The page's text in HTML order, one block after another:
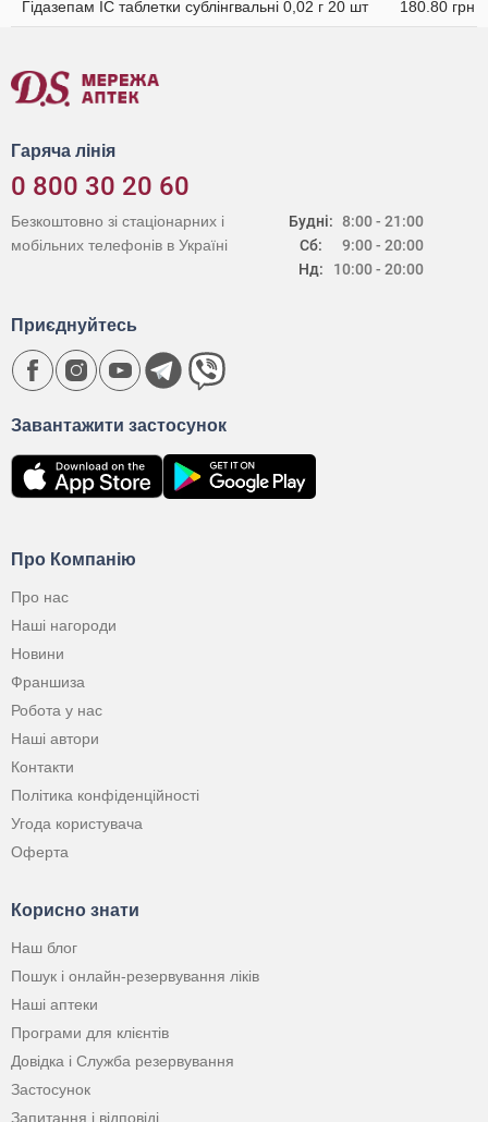
Гідазепам IC таблетки сублінгвальні 0,02 г 20 шт 180.80 грн
Гаряча лінія
0 800 30 20 60
Будні:
Сб:
Нд:
8:00 - 21:00
9:00 - 20:00
10:00 - 20:00
Безкоштовно зі стаціонарних і
мобільних телефонів в Україні
Про Компанію
Про нас
Наші нагороди
Новини
Франшиза
Робота у нас
Наші автори
Контакти
Політика конфіденційності
Угода користувача
Оферта
Корисно знати
Наш блог
Пошук і онлайн-резервування ліків
Наші аптеки
Програми для клієнтів
Довідка і Служба резервування
Застосунок
Запитання і відповіді
Завантажити застосунок
Приєднуйтесь